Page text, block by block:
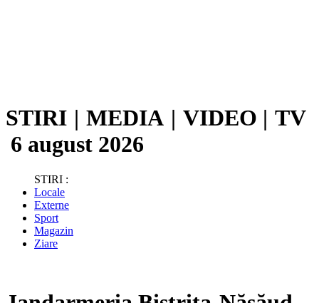
STIRI | MEDIA | VIDEO | TV
6 august 2026
STIRI :
Locale
Externe
Sport
Magazin
Ziare